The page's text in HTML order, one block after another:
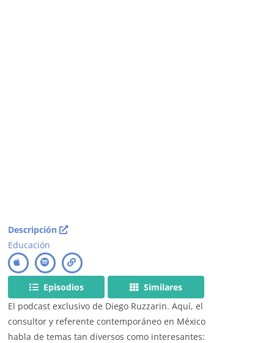
Descripción
Educación
Episodios
Similares
El podcast exclusivo de Diego Ruzzarin. Aquí, el
consultor y referente contemporáneo en México
habla de temas tan diversos como interesantes: